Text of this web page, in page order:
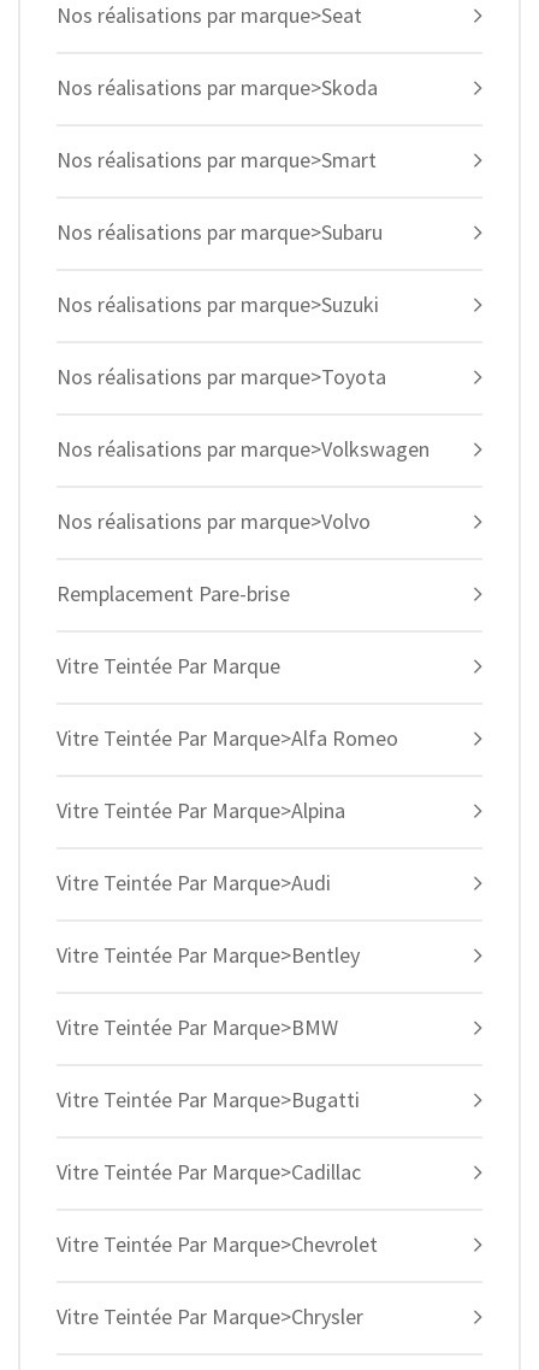
Nos réalisations par marque>Seat
Nos réalisations par marque>Skoda
Nos réalisations par marque>Smart
Nos réalisations par marque>Subaru
Nos réalisations par marque>Suzuki
Nos réalisations par marque>Toyota
Nos réalisations par marque>Volkswagen
Nos réalisations par marque>Volvo
Remplacement Pare-brise
Vitre Teintée Par Marque
Vitre Teintée Par Marque>Alfa Romeo
Vitre Teintée Par Marque>Alpina
Vitre Teintée Par Marque>Audi
Vitre Teintée Par Marque>Bentley
Vitre Teintée Par Marque>BMW
Vitre Teintée Par Marque>Bugatti
Vitre Teintée Par Marque>Cadillac
Vitre Teintée Par Marque>Chevrolet
Vitre Teintée Par Marque>Chrysler